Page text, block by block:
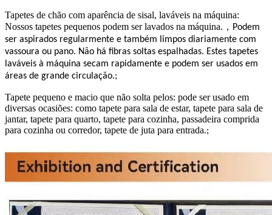
Tapetes de chão com aparência de sisal, laváveis ​​na máquina:
Nossos tapetes pequenos podem ser lavados na máquina. ， Podem
ser aspirados regularmente e também limpos diariamente com
vassoura ou pano. Não há fibras soltas espalhadas. Estes tapetes
laváveis ​​à máquina secam rapidamente e podem ser usados ​​em
áreas de grande circulação.;
Tapete pequeno e macio que não solta pelos: pode ser usado em
diversas ocasiões: como tapete para sala de estar, tapete para sala de
jantar, tapete para quarto, tapete para cozinha, passadeira comprida
para cozinha ou corredor, tapete de juta para entrada.;